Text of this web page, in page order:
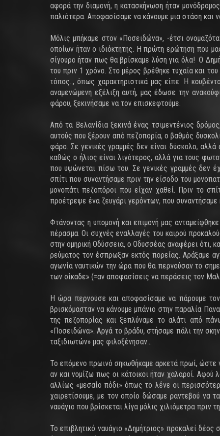
αφορά την διαμονή, η κατασκήνωση ήταν
παλιότερα. Αποφασίσαμε να κάνουμε μια στάση και
Μόλις μπήκαμε στον «Ποσειδώνα», -έτσι
οποίων ήταν ο ιδιόκτητης. Η πρώτη ερώτηση που
σίγουρο ήταν πως θα βρίσκαμε λύση για όλα! Ο
του πριν 1 χρόνο. Στο μέρος βρέθηκε τυχαία και
τόπος.., όπως χαρακτηριστικά μας είπε. Η
αναμενώμενη εξέλιξη αυτή, μας έδωσε την
φάρου, ξεκινήσαμε να τον επισκεφτούμε.
Από τα Βελανίδια ξεκινά ένας τσιμεντένιος
αυτούς που ξέρουν από πεζοπορία, ο βαθμός
φάρο. Σε γενικές γραμμές δεν είναι δύσκολο,
καθώς ο ήλιος είναι λιγότερος, αλλά για τους
που υψώνεται πίσω του. Σε γενικές γραμμές δεν
σπίτι που συναντήσαμε πριν την είσοδο του
μονοπάτι πεζοπόροι που είχαν χαθεί. Πριν το
προέτρεψε ένα ζευγάρι γερόντων, που συναντήσαμε
Φτάνοντας η υπομονή και επιμονή μας
πέρασμα. Οι συχνές εναλλαγές του καιρού
στην ομηρική Οδύσσεια, ο Οδυσσέας αναφέρει ότι,
ρεύματος τον έσπρωξαν εκτός πορείας. Αράξαμε
αγωνία ναυτικών την ώρα που θα περνούσαν το
των οίκαδε» (=αν αποφασίσεις να περάσεις τον
Η ώρα περνούσε και αποφασίσαμε να πάρουμε
βρισκόμασταν να κάνουμε μπάνιο στην παραλία
της πεζοπορίας και ξεπλύναμε το αλάτι από
«Ποσειδώνα». Αργά το βράδυ, στήσαμε πάλι την
ταξιδιωτών» μας φιλοξένησαν...
Το επόμενο πρωινό σηκωθήκαμε αρκετά πρωί, ώστε
αν και νομίζω πως οι κάτοικοι ήταν χαλαροί.
αλλίως «μεσαίο πόδι» όπως το λένε οι
χαιρετίσουμε, με τον οποίο δώσαμε ραντεβού να
ναυάγιο που βρίσκεται λίγα μόλις χιλιόμετρα πριν
Το επιβλητικό ναυάγιο «Δημήτριος» προκαλεί